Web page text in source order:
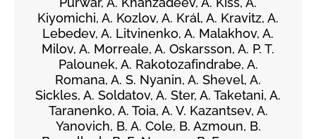
Kiyomichi, A. Kozlov, A. Král, A. Kravitz, A.
Lebedev, A. Litvinenko, A. Malakhov, A.
Milov, A. Morreale, A. Oskarsson, A. P. T.
Palounek, A. Rakotozafindrabe, A.
Romana, A. S. Nyanin, A. Shevel, A.
Sickles, A. Soldatov, A. Ster, A. Taketani, A.
Taranenko, A. Toia, A. V. Kazantsev, A.
Yanovich, B. A. Cole, B. Azmoun, B.